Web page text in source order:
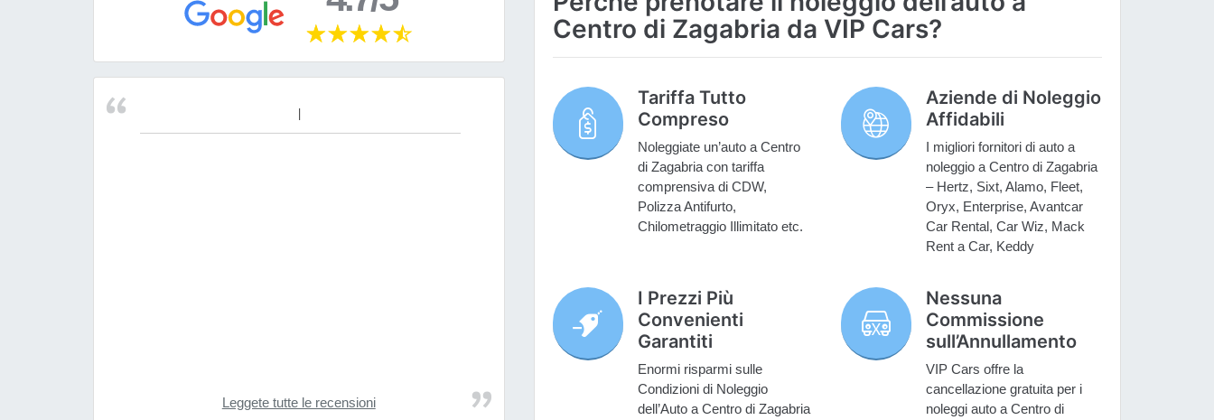
Leggete tutte le recensioni
Centro di Zagabria da VIP Cars?
Tariffa Tutto
Compreso
Noleggiate un’auto a Centro
di Zagabria con tariffa
comprensiva di CDW,
Polizza Antifurto,
Chilometraggio Illimitato etc.
Aziende di Noleggio
Affidabili
I migliori fornitori di auto a
noleggio a Centro di Zagabria
– Hertz, Sixt, Alamo, Fleet,
Oryx, Enterprise, Avantcar
Car Rental, Car Wiz, Mack
Rent a Car, Keddy
I Prezzi Più
Convenienti
Garantiti
Enormi risparmi sulle
Condizioni di Noleggio
dell’Auto a Centro di Zagabria
Nessuna
Commissione
sull’Annullamento
VIP Cars offre la
cancellazione gratuita per i
noleggi auto a Centro di